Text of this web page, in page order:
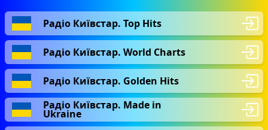
Радіо Київстар. Top Hits
Радіо Київстар. World Charts
Радіо Київстар. Golden Hits
Радіо Київстар. Made in
Ukraine